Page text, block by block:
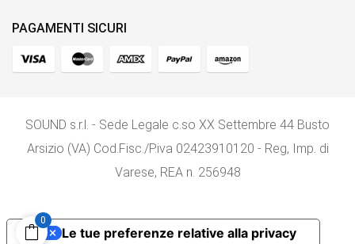
PAGAMENTI SICURI
SOUND s.r.l. - Sede Legale c.so XX Settembre 44 Busto
Arsizio (VA) Cod.Fisc./P.iva 02423910120 - Reg, Imp. di
Varese, REA n. 256948
0
Le tue preferenze relative alla privacy